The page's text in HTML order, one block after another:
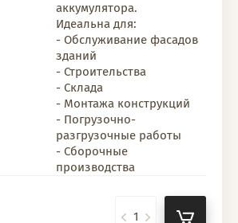
аккумулятора.
Идеальна для:
- Обслуживание фасадов
зданий
- Строительства
- Склада
- Монтажа конструкций
- Погрузочно-
разгрузочные работы
- Сборочные
производства